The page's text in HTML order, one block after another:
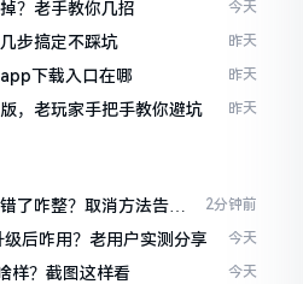
？老手教你几招 今天
步搞定不踩坑 昨天
下载入口在哪 昨天
，老玩家手把手教你避坑 昨天
了咋整？取消方法告诉
2分钟前
后咋用？老用户实测分享 今天
样？截图这样看 今天